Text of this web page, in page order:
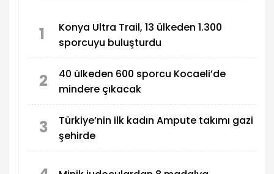
1
Konya Ultra Trail, 13 ülkeden 1.300
sporcuyu buluşturdu
2
40 ülkeden 600 sporcu Kocaeli’de
mindere çıkacak
3
Türkiye’nin ilk kadın Ampute takımı gazi
şehirde